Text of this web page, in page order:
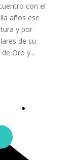
con el
años ese
y por
de su
Oro y...